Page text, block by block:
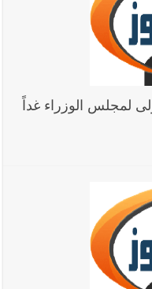
لمجلس الوزراء غداً